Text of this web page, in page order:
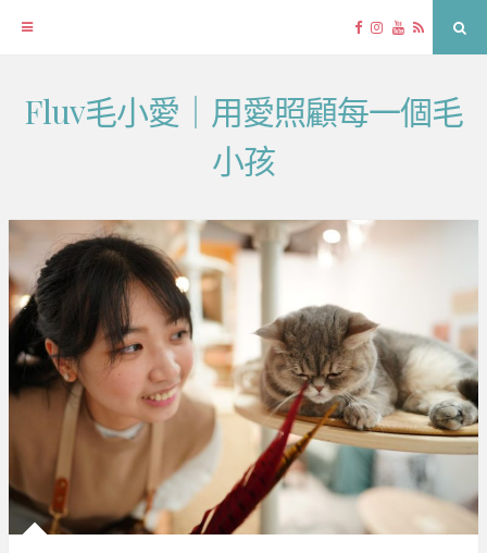
Skip
Facebook
Instagram
YouTube
RSS
Fluv毛小愛｜用愛照顧每一個毛
小孩